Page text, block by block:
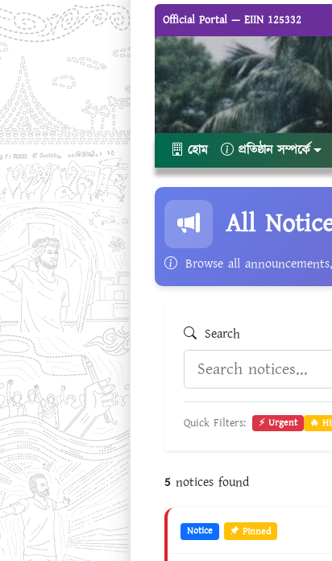
Official Portal — EIIN 125332
হোম প্রতিষ্ঠান সম্পর্কে
All
Browse all
Search
Quick Filters: ⚡ Urgent 🔥
5 notices found
Notice Pinned